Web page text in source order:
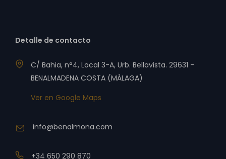
Detalle de contacto
C/ Bahia, n°4, Local 3-A, Urb. Bellavista. 29631 -
BENALMADENA COSTA (MÁLAGA)
Ver en Google Maps
info@benalmona.com
+34 650 290 870